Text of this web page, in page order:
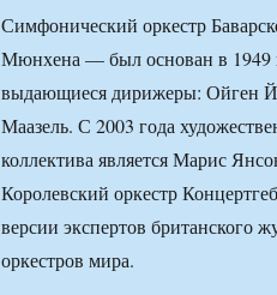
Симфонический оркестр
Мюнхена — был основан в 1949
выдающиеся дирижеры: Ойген
Маазель. С 2003 года
коллектива является Марис
Королевский оркестр
версии экспертов британского
оркестров мира.